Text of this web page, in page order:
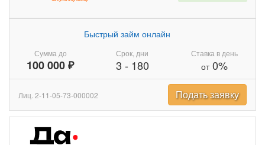
Сумма до
100 000 ₽
Быстрый займ онлайн
Срок, дни
3 - 180
Ставка в день
от0%
Лиц. 2-11-05-73-000002 Подать заявку